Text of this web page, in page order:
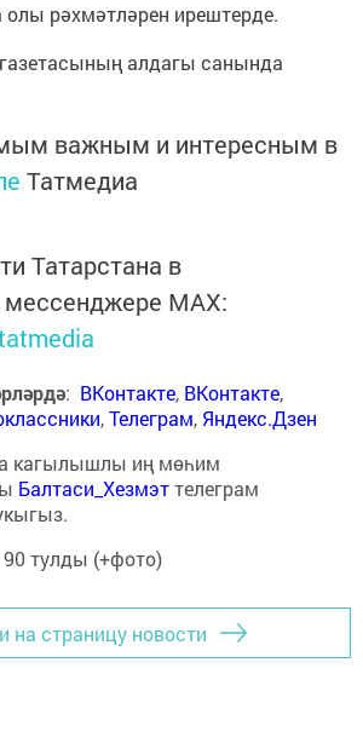
олы рәхмәтләрен ирештерде.
алдагы санында
важным и интересным в
Татмедиа
Татарстана в
MАХ:
: ВКонтакте, ВКонтакте,
,Телеграм, Яндекс.Дзен
кагылышлы иң мөһим
Балтаси_Хезмэттелеграм
на страницу новости